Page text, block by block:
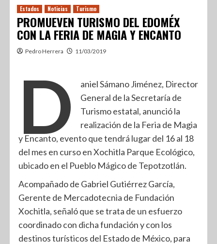
Estados Noticias Turismo
PROMUEVEN TURISMO DEL EDOMÉX
CON LA FERIA DE MAGIA Y ENCANTO
Pedro Herrera 11/03/2019
D
aniel Sámano Jiménez, Director
General de la Secretaría de
Turismo estatal, anunció la
realización de la Feria de Magia
y Encanto, evento que tendrá lugar del 16 al 18
del mes en curso en Xochitla Parque Ecológico,
ubicado en el Pueblo Mágico de Tepotzotlán.
Acompañado de Gabriel Gutiérrez García,
Gerente de Mercadotecnia de Fundación
Xochitla, señaló que se trata de un esfuerzo
coordinado con dicha fundación y con los
destinos turísticos del Estado de México, para